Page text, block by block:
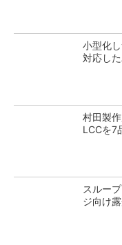
小型化
対応し
村田製
LCCを7
スルー
ジ向け